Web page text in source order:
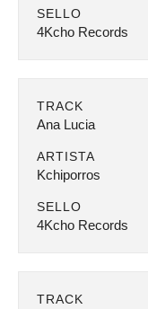
SELLO
4Kcho Records
TRACK
Ana Lucia
ARTISTA
Kchiporros
SELLO
4Kcho Records
TRACK